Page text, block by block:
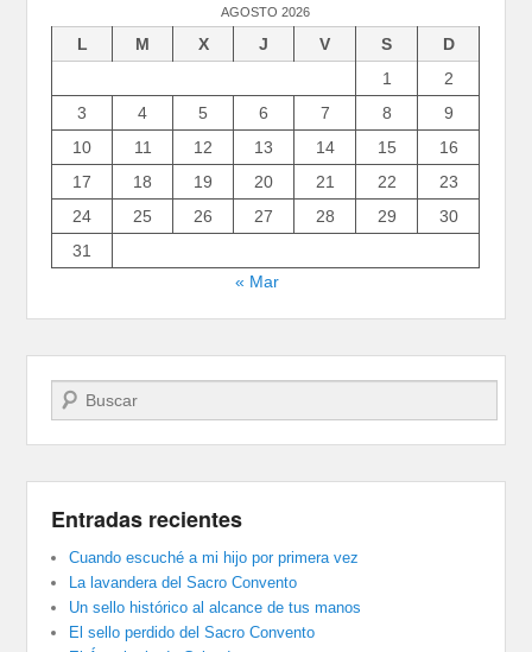
AGOSTO 2026
L M X J V S
D
1
2
3
4 5 6 7 8
9
10
11 12 13 14 15
16
17
18 19 20 21 22
23
24
25 26 27 28 29
30
31
« Mar
Buscar
Entradas recientes
Cuando escuché a mi hijo por primera vez
La lavandera del Sacro Convento
Un sello histórico al alcance de tus manos
El sello perdido del Sacro Convento